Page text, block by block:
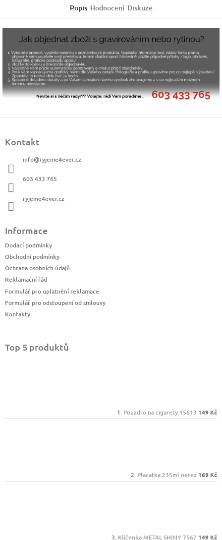
Popis Hodnocení Diskuze
Kontakt
info@ryjeme4ever.cz
603 433 765
ryjeme4ever.cz
Informace
Dodací podmínky
Obchodní podmínky
Ochrana osobních údajů
Reklamační řád
Formulář pro uplatnění reklamace
Formulář pro odstoupení od smlouvy
Kontakty
Top 5 produktů
Pouzdro na cigarety 15613 149 Kč
Placatka 235ml nerez 169 Kč
Klíčenka METAL SHINY 7567 149 Kč